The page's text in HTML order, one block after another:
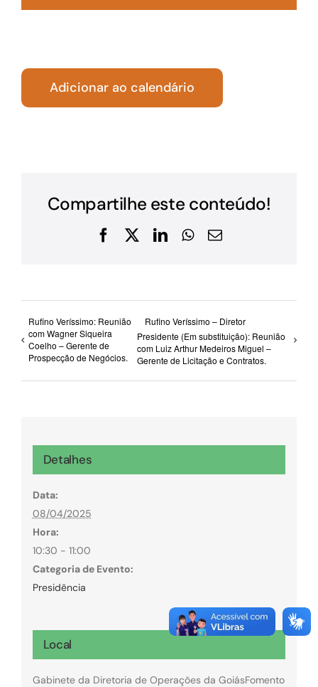
Adicionar ao calendário
Compartilhe este conteúdo!
Facebook
X LinkedInWhatsApp
E-
Rufino Veríssimo: Reunião
com Wagner Siqueira
Coelho – Gerente de
Prospecção de Negócios.
Rufino Veríssimo – Diretor
Presidente (Em substituição): Reunião
com Luiz Arthur Medeiros Miguel –
Gerente de Licitação e Contratos.
Detalhes
Data:
08/04/2025
Hora:
10:30 - 11:00
Categoria de Evento:
Presidência
Local
Gabinete da Diretoria de Operações da GoiásFomento